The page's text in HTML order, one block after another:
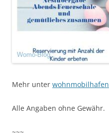
Mehr unter wohnmobilhafen
Alle Angaben ohne Gewähr.
~~~